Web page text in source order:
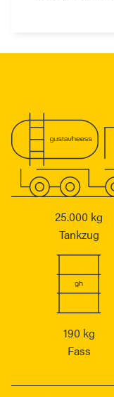
25.000 kg
Tankzug
190 kg
Fass